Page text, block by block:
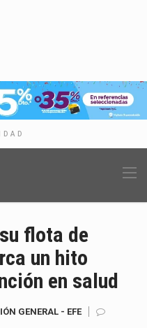
flota de
un hito
en salud
GENERAL - EFE